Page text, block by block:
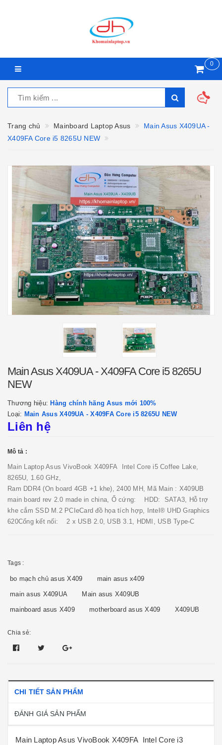
0
Trang chủ Mainboard Laptop Asus
Main Asus X409UA -
X409FA Core i5 8265U NEW
Main Asus X409UA - X409FA Core i5 8265U
NEW
Thương hiệu: Hàng chính hãng Asus mới 100%
Loại: Main Asus X409UA - X409FA Core i5 8265U NEW
Liên hệ
Mô tả :
Main Laptop Asus VivoBook X409FA Intel Core i5 Coffee Lake,
8265U, 1.60 GHz,
Ram DDR4 (On board 4GB +1 khe), 2400 MH, Mã Main : X409UB
main board rev 2.0 made in china, Ổ cứng: HDD: SATA3, Hỗ trợ
khe cắm SSD M.2 PCIeCard đồ họa tích hợp, Intel® UHD Graphics
620Cổng kết nối: 2 x USB 2.0, USB 3.1, HDMI, USB Type-C
Tags :
bo mạch chủ asus X409 main asus x409
main asus X409UA Main asus X409UB
mainboard asus X409 motherboard asus X409 X409UB
Chia sẻ:
CHI TIẾT SẢN PHẨM
ĐÁNH GIÁ SẢN PHẨM
Main Laptop Asus VivoBook X409FA Intel Core i3